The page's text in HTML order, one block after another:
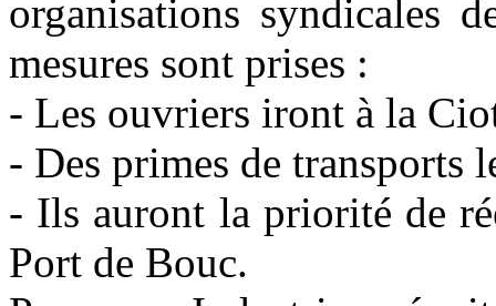
organisations syndicales
mesures sont prises :
- Les ouvriers iront à la
- Des primes de transports
- Ils auront la priorité de
Port de Bouc.